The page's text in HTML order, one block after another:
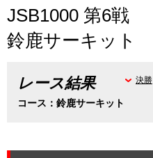
JSB1000 第6戦
鈴鹿サーキット
レース結果
コース：鈴鹿サーキット
決勝